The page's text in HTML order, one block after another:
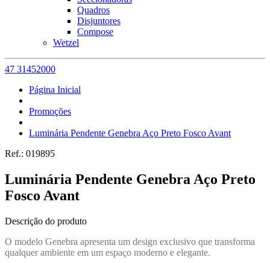
Quadros
Disjuntores
Compose
Wetzel
47 31452000
Página Inicial
Promoções
Luminária Pendente Genebra Aço Preto Fosco Avant
Ref.: 019895
Luminária Pendente Genebra Aço Preto
Fosco Avant
Descrição do produto
O modelo Genebra apresenta um design exclusivo que transforma
qualquer ambiente em um espaço moderno e elegante.